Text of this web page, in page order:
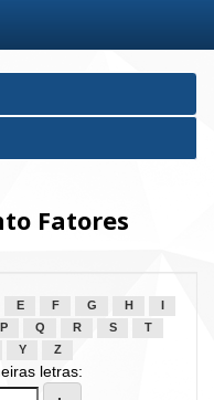
Fatores
E F G H
P Q R S
T
Y Z
letras: